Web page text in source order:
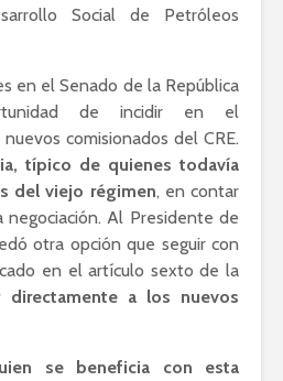
Social de Petróleos
en el Senado de la República
de incidir en el
comisionados del CRE.
típico de quienes todavía
del viejo régimen, en contar
negociación. Al Presidente de
otra opción que seguir con
en el artículo sexto de la
directamente a los nuevos
se beneficia con esta